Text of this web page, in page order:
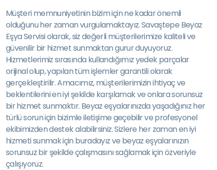
Müşteri memnuniyetinin bizim için ne kadar önemli
olduğunu her zaman vurgulamaktayız. Savaştepe Beyaz
Eşya Servisi olarak, siz değerli müşterilerimize kaliteli ve
güvenilir bir hizmet sunmaktan gurur duyuyoruz.
Hizmetlerimiz sırasında kullandığımız yedek parçalar
orijinal olup, yapılan tüm işlemler garantili olarak
gerçekleştirilir. Amacımız, müşterilerimizin ihtiyaç ve
beklentilerini en iyi şekilde karşılamak ve onlara sorunsuz
bir hizmet sunmaktır. Beyaz eşyalarınızda yaşadığınız her
türlü sorun için bizimle iletişime geçebilir ve profesyonel
ekibimizden destek alabilirsiniz. Sizlere her zaman en iyi
hizmeti sunmak için buradayız ve beyaz eşyalarınızın
sorunsuz bir şekilde çalışmasını sağlamak için özveriyle
çalışıyoruz.